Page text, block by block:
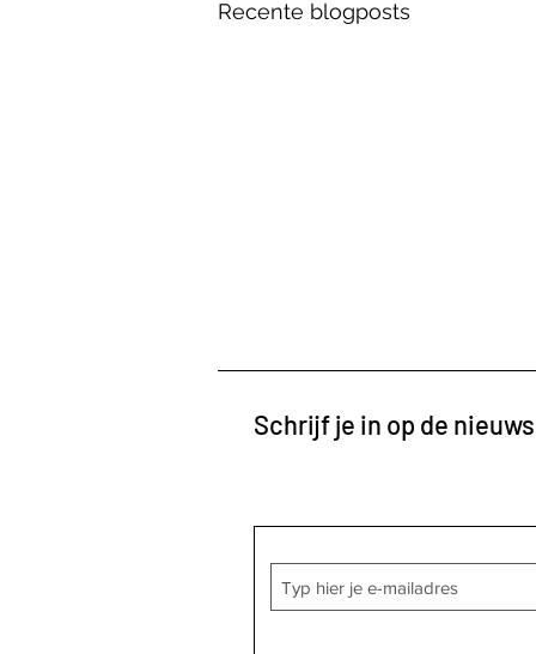
Recente blogposts
In ‘Stand By Me’ slenteren
ze naar volwassenheid
Schrijf je in op de